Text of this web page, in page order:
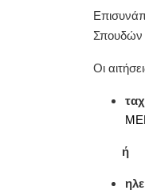
Οι
ή